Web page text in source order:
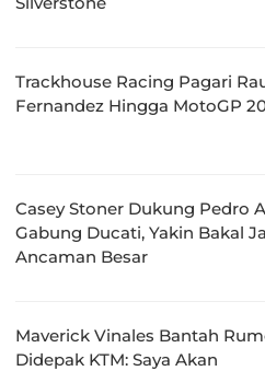
Trackhouse Racing Pagari
Fernandez Hingga MotoGP
Casey Stoner Dukung Pedro
Gabung Ducati, Yakin Bakal
Ancaman Besar
Maverick Vinales Bantah
Didepak KTM: Saya Akan